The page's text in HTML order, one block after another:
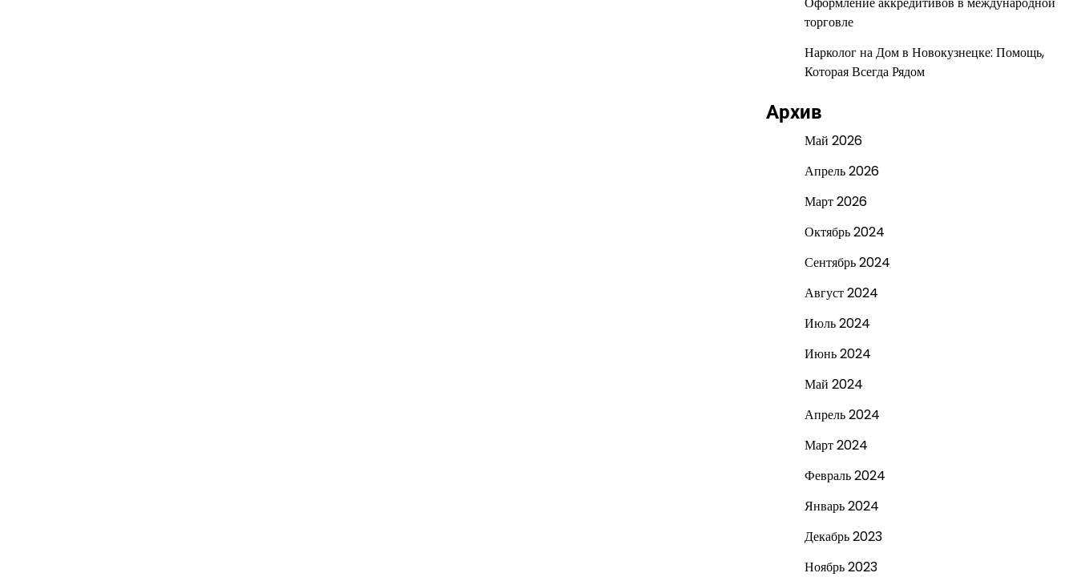
торговле
Нарколог на Дом в Новокузнецке: Помощь,
Которая Всегда Рядом
Архив
Май 2026
Апрель 2026
Март 2026
Октябрь 2024
Сентябрь 2024
Август 2024
Июль 2024
Июнь 2024
Май 2024
Апрель 2024
Март 2024
Февраль 2024
Январь 2024
Декабрь 2023
Ноябрь 2023